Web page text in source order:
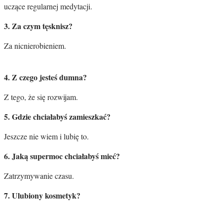
uczące regularnej medytacji.
3.Za czym tęsknisz?
Za nicnierobieniem.
4. Z czego jesteś dumna?
Z tego, że się rozwijam.
5. Gdzie chciałabyś zamieszkać?
Jeszcze nie wiem i lubię to.
6. Jaką supermoc chciałabyś mieć?
Zatrzymywanie czasu.
7. Ulubiony kosmetyk?